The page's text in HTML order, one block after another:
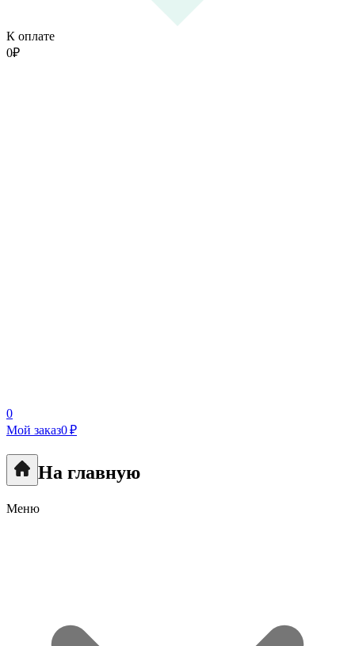
К оплате
0₽
0
Мой заказ0 ₽
На главную
Меню